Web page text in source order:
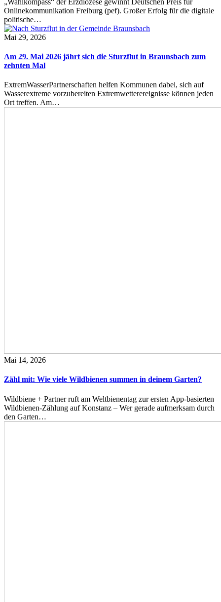
Onlinekommunikation Freiburg (pef). Großer Erfolg für die digitale
politische…
Mai 29, 2026
Am 29. Mai 2026 jährt sich die Sturzflut in Braunsbach zum
zehnten Mal
ExtremWasserPartnerschaften helfen Kommunen dabei, sich auf
Wasserextreme vorzubereiten Extremwetterereignisse können jeden
Ort treffen. Am…
Mai 14, 2026
Zähl mit: Wie viele Wildbienen summen in deinem Garten?
Wildbiene + Partner ruft am Weltbienentag zur ersten App-basierten
Wildbienen-Zählung auf Konstanz – Wer gerade aufmerksam durch
den Garten…